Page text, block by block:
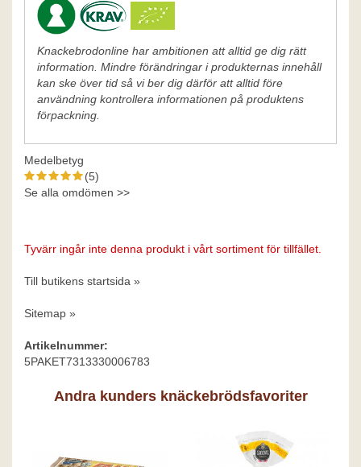
Knackebrodonline har ambitionen att alltid ge dig rätt
information. Mindre förändringar i produkternas innehåll
kan ske över tid så vi ber dig därför att alltid före
användning kontrollera informationen på produktens
förpackning.
Medelbetyg
(5)
Se alla omdömen >>
Tyvärr ingår inte denna produkt i vårt sortiment för tillfället.
Till butikens startsida »
Sitemap »
Artikelnummer:
5PAKET7313330006783
Andra kunders knäckebrödsfavoriter